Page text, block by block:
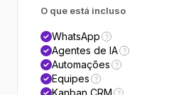
O que está incluso
WhatsApp ?
Agentes de IA ?
Automações ?
Equipes ?
Kanban CRM ?